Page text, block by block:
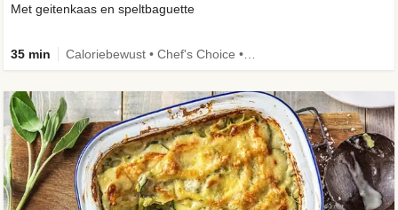
Met geitenkaas en speltbaguette
35 min